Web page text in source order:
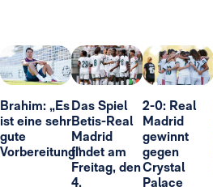
Brahim: „Es
ist eine sehr
gute
Vorbereitung“
Das Spiel
Betis-Real
Madrid
findet am
Freitag, den
4.
2-0: Real
Madrid
gewinnt
gegen
Crystal
Palace